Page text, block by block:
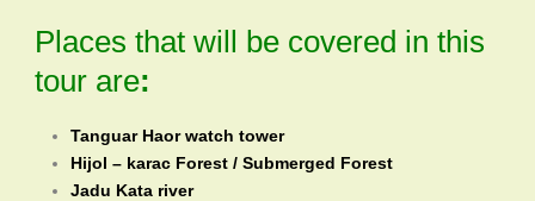
Places that will be covered in this
tour are:
Tanguar Haor watch tower
Hijol – karac Forest / Submerged Forest
Jadu Kata river